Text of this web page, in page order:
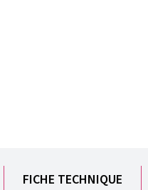
FICHE TECHNIQUE